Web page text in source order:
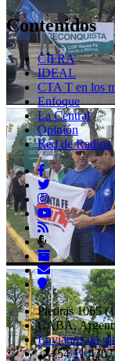
Contenidos
CIFRA
IDEAL
CTA T en los
Enfoque
La Central
Opinión
Red de Radios
Piedras 1065
CABA,
Envianos un
+54 11